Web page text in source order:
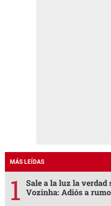
MÁS LEÍDAS
Sale a la luz la verdad
Vozinha: Adiós a